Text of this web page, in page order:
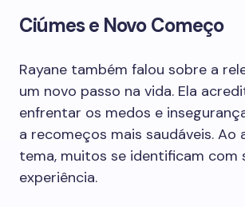
Ciúmes e Novo Começo
Rayane também falou sobre a
um novo passo na vida. Ela
enfrentar os medos e
a recomeços mais saudáveis. Ao
tema, muitos se identificam com
experiência.